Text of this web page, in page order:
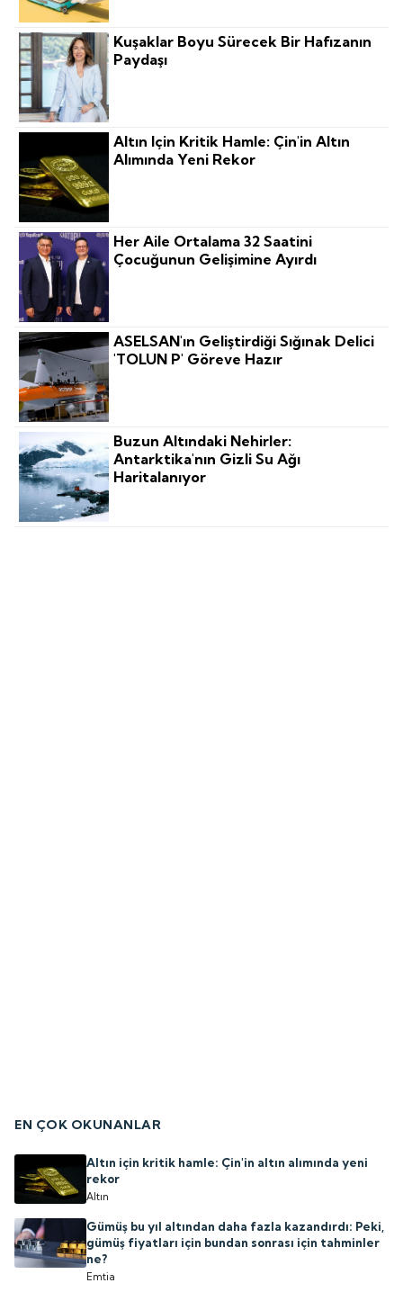
Kuşaklar Boyu Sürecek Bir Hafızanın
Paydaşı
Altın Için Kritik Hamle: Çin'in Altın
Alımında Yeni Rekor
Her Aile Ortalama 32 Saatini
Çocuğunun Gelişimine Ayırdı
ASELSAN'ın Geliştirdiği Sığınak Delici
'TOLUN P' Göreve Hazır
Buzun Altındaki Nehirler:
Antarktika'nın Gizli Su Ağı
Haritalanıyor
EN ÇOK OKUNANLAR
Altın için kritik hamle: Çin'in altın alımında yeni
rekor
Altın
Gümüş bu yıl altından daha fazla kazandırdı: Peki,
gümüş fiyatları için bundan sonrası için tahminler
ne?
Emtia